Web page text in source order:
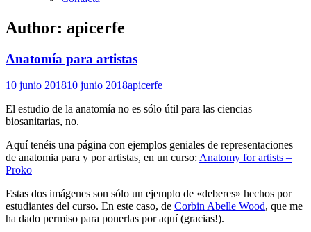
Author: apicerfe
Anatomía para artistas
10 junio 201810 junio 2018apicerfe
El estudio de la anatomía no es sólo útil para las ciencias
biosanitarias, no.
Aquí tenéis una página con ejemplos geniales de representaciones
de anatomia para y por artistas, en un curso: Anatomy for artists –
Proko
Estas dos imágenes son sólo un ejemplo de «deberes» hechos por
estudiantes del curso. En este caso, de Corbin Abelle Wood‎, que me
ha dado permiso para ponerlas por aquí (gracias!).